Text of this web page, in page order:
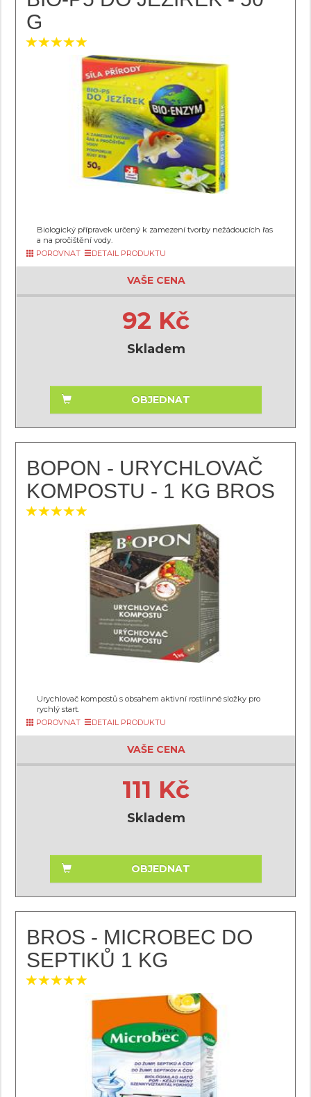
G
Biologický přípravek určený k zamezení tvorby nežádoucích řas
a na pročištění vody.
POROVNAT
DETAIL PRODUKTU
VAŠE CENA
92 Kč
Skladem
OBJEDNAT
BOPON - URYCHLOVAČ
KOMPOSTU - 1 KG BROS
Urychlovač kompostů s obsahem aktivní rostlinné složky pro
rychlý start.
POROVNAT
DETAIL PRODUKTU
VAŠE CENA
111 Kč
Skladem
OBJEDNAT
BROS - MICROBEC DO
SEPTIKŮ 1 KG